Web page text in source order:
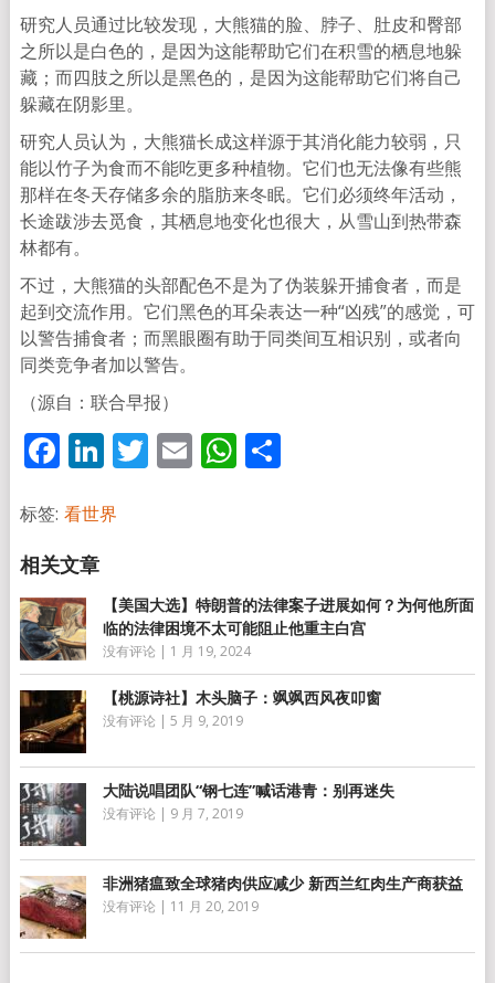
研究人员通过比较发现，大熊猫的脸、脖子、肚皮和臀部
之所以是白色的，是因为这能帮助它们在积雪的栖息地躲
藏；而四肢之所以是黑色的，是因为这能帮助它们将自己
躲藏在阴影里。
研究人员认为，大熊猫长成这样源于其消化能力较弱，只
能以竹子为食而不能吃更多种植物。它们也无法像有些熊
那样在冬天存储多余的脂肪来冬眠。它们必须终年活动，
长途跋涉去觅食，其栖息地变化也很大，从雪山到热带森
林都有。
不过，大熊猫的头部配色不是为了伪装躲开捕食者，而是
起到交流作用。它们黑色的耳朵表达一种“凶残”的感觉，可
以警告捕食者；而黑眼圈有助于同类间互相识别，或者向
同类竞争者加以警告。
（源自：联合早报）
Facebook
LinkedIn
Twitter
EmailWhatsApp
分
标签: 看世界
【美国大选】特朗普的法律案子进展如何？为何他所面
临的法律困境不太可能阻止他重主白宫
没有评论 | 1 月 19, 2024
【桃源诗社】木头脑子：飒飒西风夜叩窗
没有评论 | 5 月 9, 2019
大陆说唱团队“钢七连”喊话港青：别再迷失
没有评论 | 9 月 7, 2019
非洲猪瘟致全球猪肉供应减少 新西兰红肉生产商获益
没有评论 | 11 月 20, 2019